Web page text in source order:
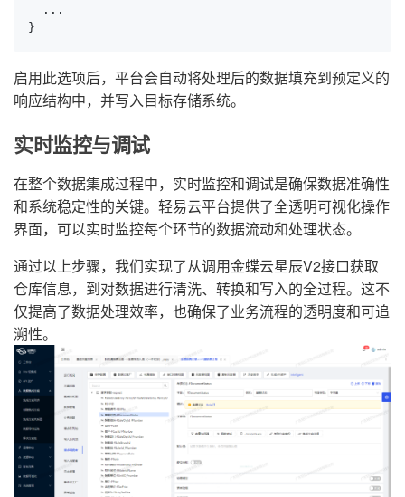
  ...
}
启用此选项后，平台会自动将处理后的数据填充到预定义的
响应结构中，并写入目标存储系统。
实时监控与调试
在整个数据集成过程中，实时监控和调试是确保数据准确性
和系统稳定性的关键。轻易云平台提供了全透明可视化操作
界面，可以实时监控每个环节的数据流动和处理状态。
通过以上步骤，我们实现了从调用金蝶云星辰V2接口获取
仓库信息，到对数据进行清洗、转换和写入的全过程。这不
仅提高了数据处理效率，也确保了业务流程的透明度和可追
溯性。